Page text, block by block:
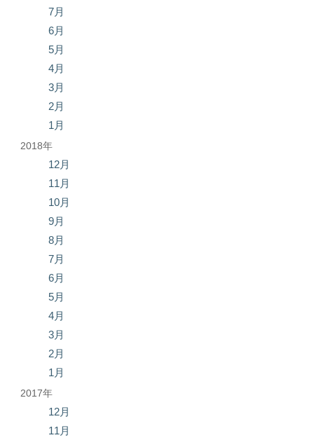
7月
6月
5月
4月
3月
2月
1月
2018年
12月
11月
10月
9月
8月
7月
6月
5月
4月
3月
2月
1月
2017年
12月
11月